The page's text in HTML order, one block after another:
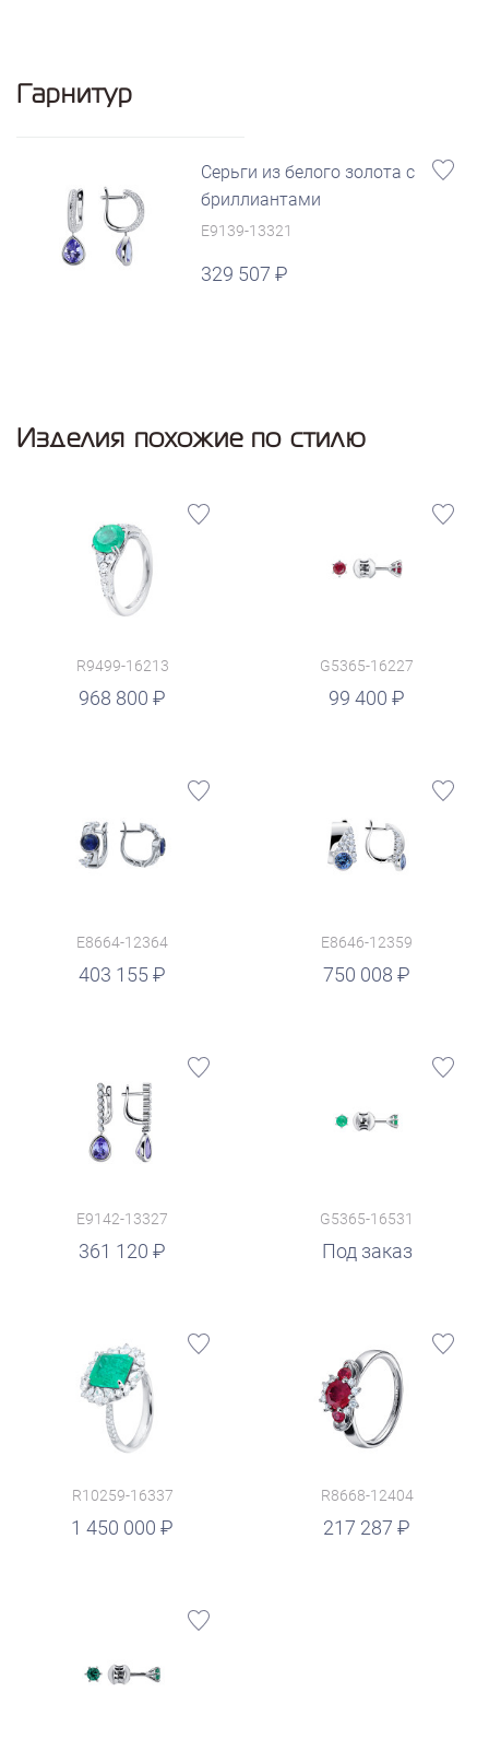
Гарнитур
Серьги из белого золота с
бриллиантами
E9139-13321
329 507
Изделия похожие по стилю
R9499-16213
968 800
G5365-16227
99 400
руб.
E8664-12364
403 155
E8646-12359
750 008
руб.
E9142-13327
361 120
G5365-16531
Под заказ
R10259-16337
1 450 000
R8668-12404
217 287
руб.